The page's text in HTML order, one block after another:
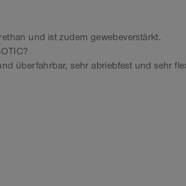
und ist zudem gewebeverstärkt.
überfahrbar, sehr abriebfest und sehr